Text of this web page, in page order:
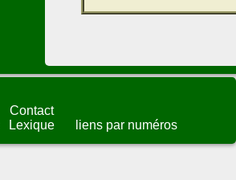
Contact
Lexique
liens par numéros